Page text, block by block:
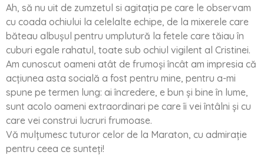
Ah, să nu uit de zumzetul si agitația pe care le observam
cu coada ochiului la celelalte echipe, de la mixerele care
băteau albușul pentru umplutură la fetele care tăiau în
cuburi egale rahatul, toate sub ochiul vigilent al Cristinei.
Am cunoscut oameni atât de frumoși încât am impresia că
acțiunea asta socială a fost pentru mine, pentru a-mi
spune pe termen lung: ai încredere, e bun și bine în lume,
sunt acolo oameni extraordinari pe care îi vei întâlni și cu
care vei construi lucruri frumoase.
Vă mulțumesc tuturor celor de la Maraton, cu admirație
pentru ceea ce sunteți!